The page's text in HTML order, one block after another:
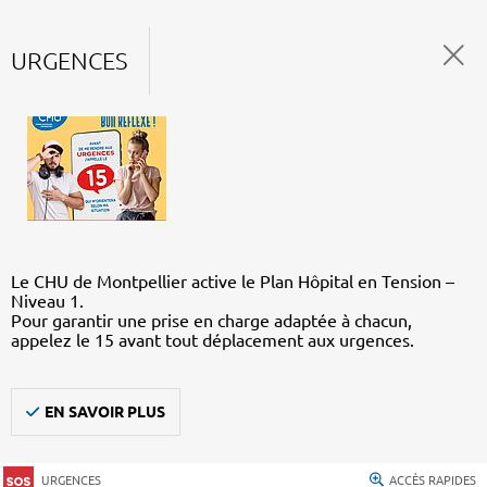
URGENCES
Le CHU de Montpellier active le Plan Hôpital en Tension –
Niveau 1.
Pour garantir une prise en charge adaptée à chacun,
appelez le 15 avant tout déplacement aux urgences.
EN SAVOIR PLUS
URGENCES ACCÈS RAPIDES